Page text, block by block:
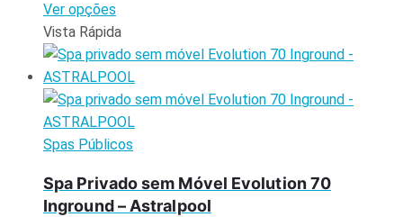
Ver opções
Vista Rápida
Spas Públicos
Spa Privado sem Móvel Evolution 70
Inground – Astralpool